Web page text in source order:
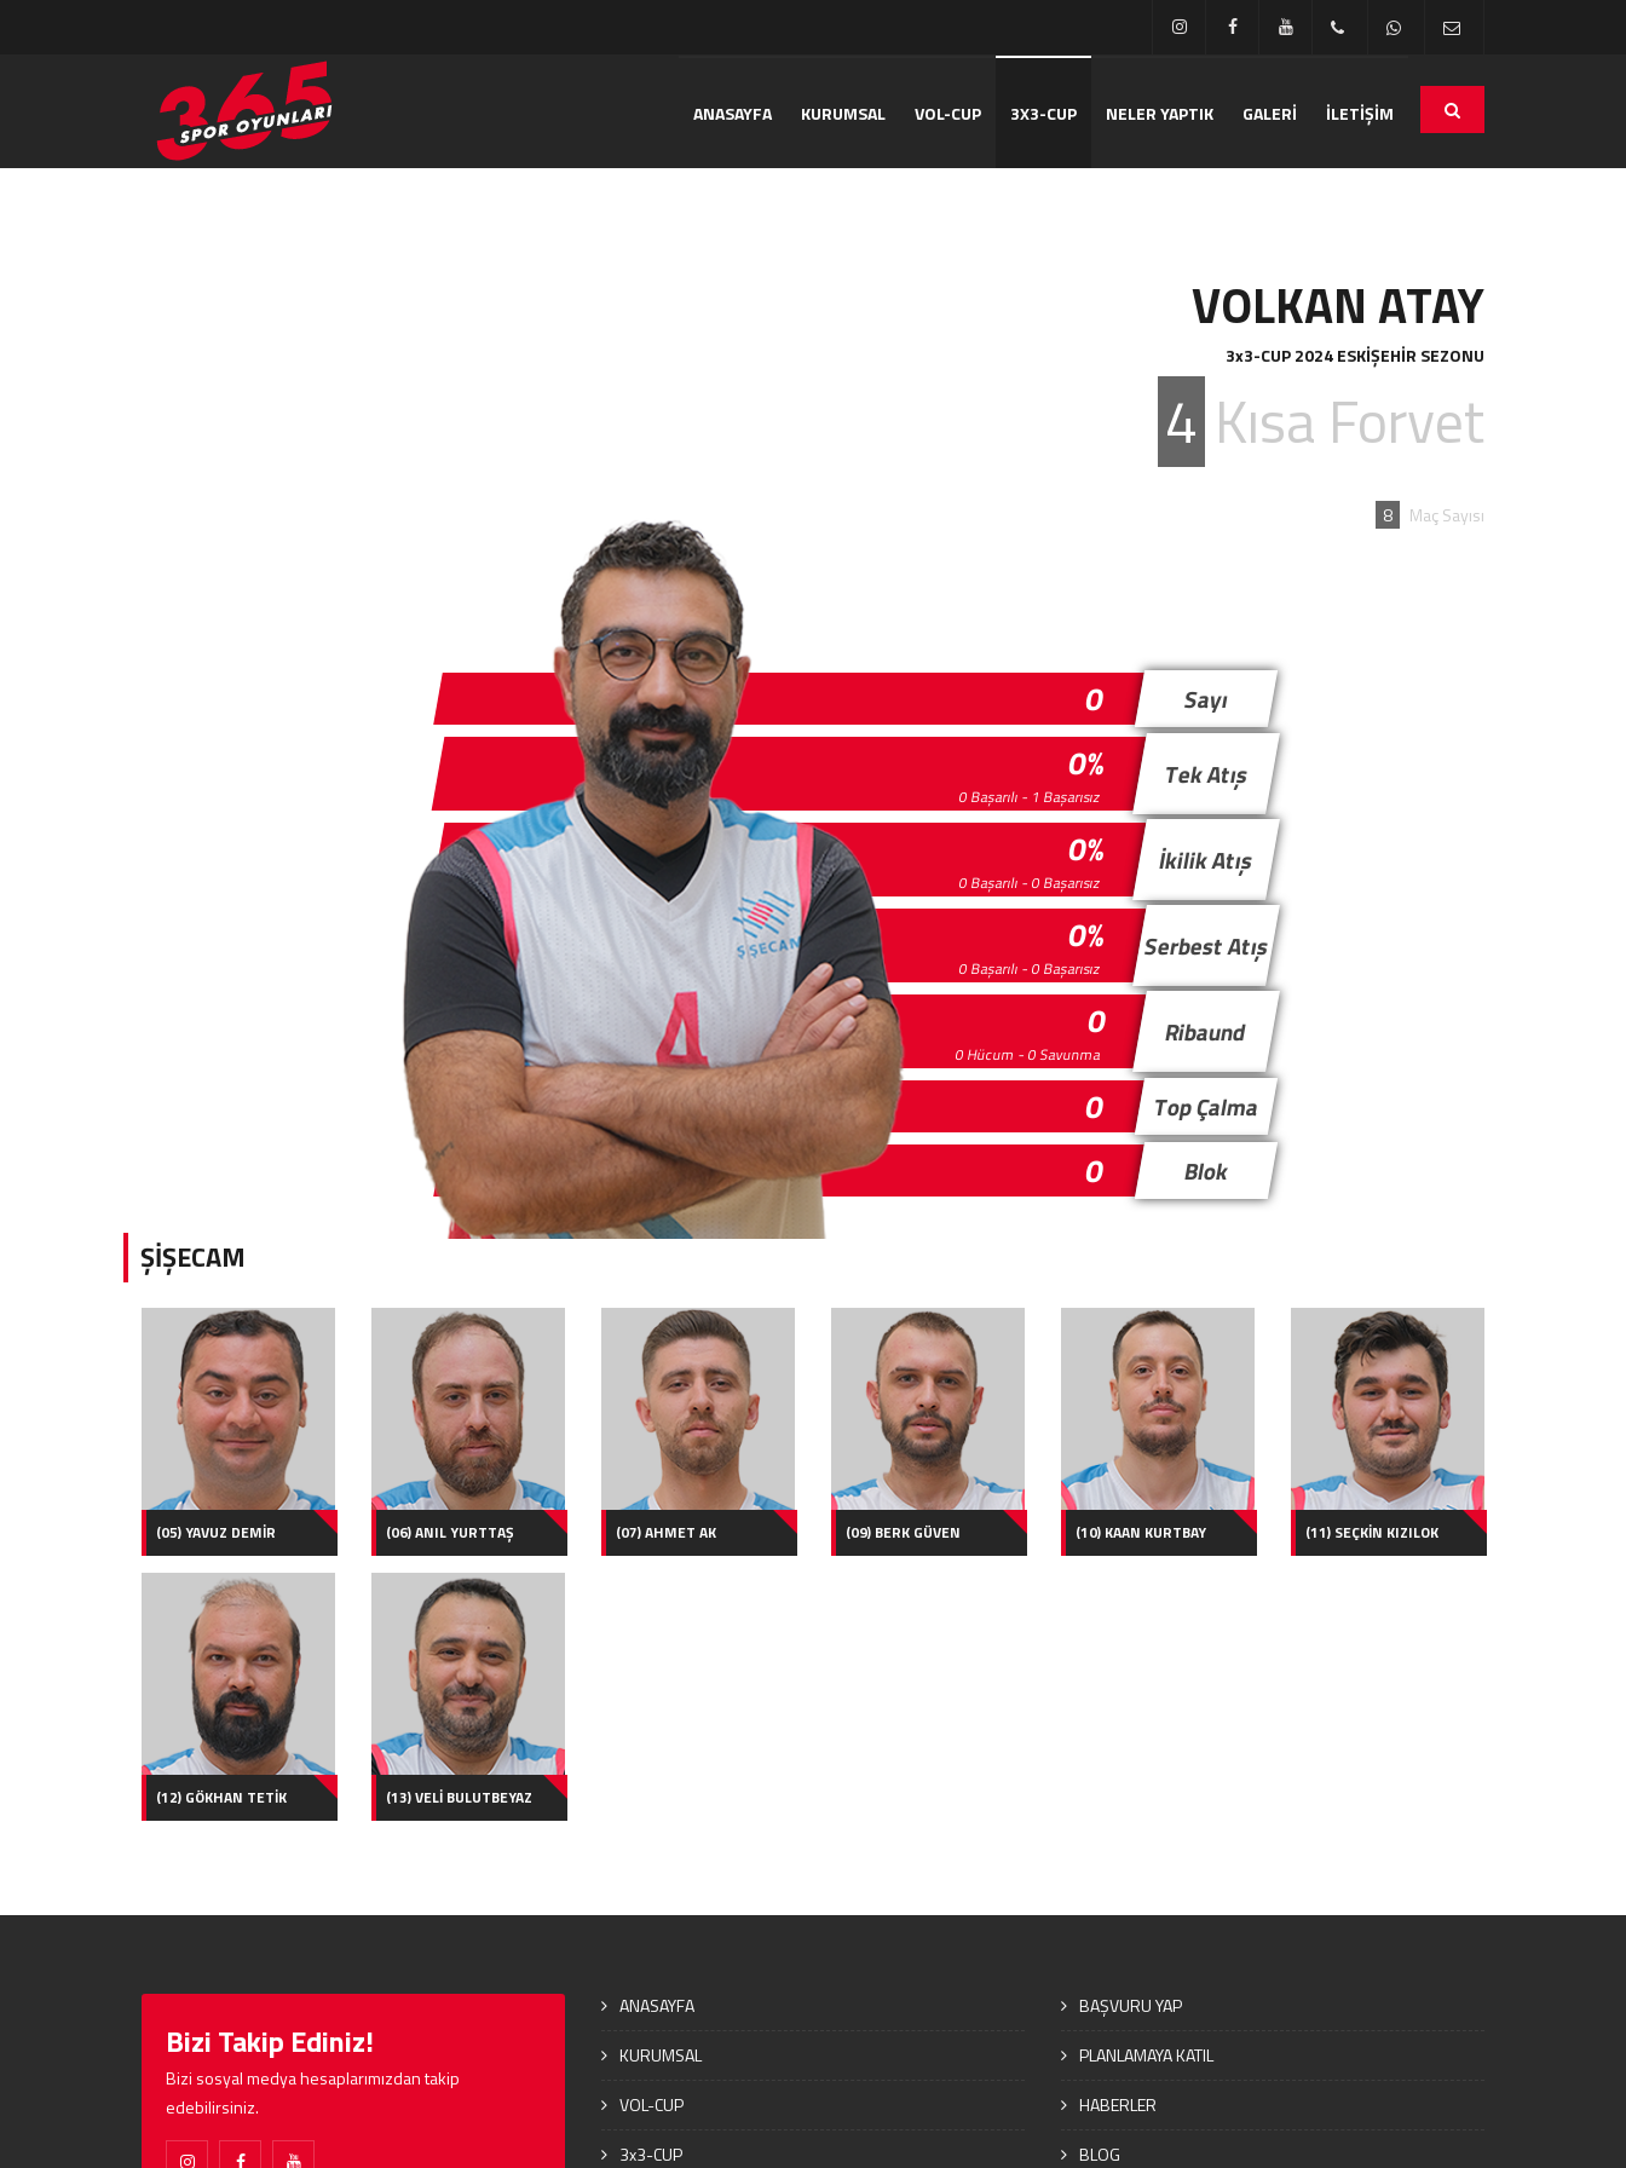
ANASAYFA KURUMSAL VOL-CUP 3X3-CUP NELER YAPTIK GALERİ İLETİŞİM
VOLKAN ATAY
3x3-CUP 2024 ESKİŞEHİR SEZONU
4 Kısa Forvet
8 Maç Sayısı
0 Sayı
0%
0 Başarılı - 1 Başarısız
Tek Atış
0%
0 Başarılı - 0 Başarısız
İkilik Atış
0%
0 Başarılı - 0 Başarısız
Serbest Atış
0
0 Hücum - 0 Savunma
Ribaund
0 Top Çalma
0 Blok
ŞİŞECAM
(05) YAVUZ DEMİR (06) ANIL YURTTAŞ (07) AHMET AK (09) BERK GÜVEN (10) KAAN KURTBAY (11) SEÇKİN KIZILOK
(12) GÖKHAN TETİK (13) VELİ BULUTBEYAZ
Bizi Takip Ediniz!
Bizi sosyal medya hesaplarımızdan takip
edebilirsiniz.
ANASAYFA
KURUMSAL
VOL-CUP
3x3-CUP
BAŞVURU YAP
PLANLAMAYA KATIL
HABERLER
BLOG